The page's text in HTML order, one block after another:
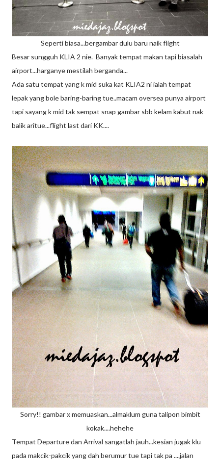
Seperti biasa...bergambar dulu baru naik flight
Besar sungguh KLIA 2 nie. Banyak tempat makan tapi biasalah
airport...harganye mestilah berganda...
Ada satu tempat yang k mid suka kat KLIA2 ni ialah tempat
lepak yang bole baring-baring tue..macam oversea punya airport
tapi sayang k mid tak sempat snap gambar sbb kelam kabut nak
balik aritue...flight last dari KK....
Sorry!! gambar x memuaskan...almaklum guna talipon bimbit
kokak....hehehe
Tempat Departure dan Arrival sangatlah jauh...kesian jugak klu
pada makcik-pakcik yang dah berumur tue tapi tak pa ....jalan